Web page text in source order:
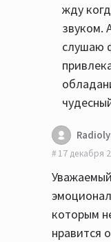
жду
звуком.
слушаю
17 декабря
которым
нравится